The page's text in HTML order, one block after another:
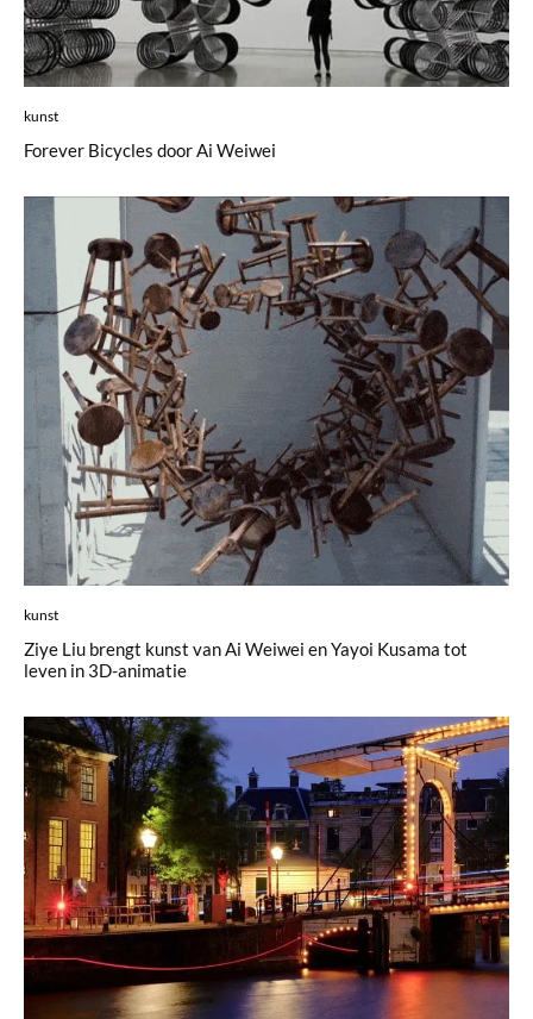
kunst
Forever Bicycles door Ai Weiwei
kunst
Ziye Liu brengt kunst van Ai Weiwei en Yayoi Kusama tot
leven in 3D-animatie